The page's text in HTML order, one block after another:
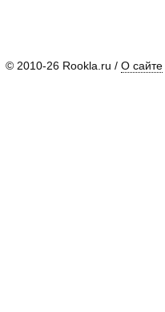
© 2010-26 Rookla.ru / О сайте